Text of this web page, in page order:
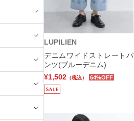
LUPILIEN
デニムワイドストレートパ
ンツ(ブルーデニム)
¥1,502 （税込） 64%OFF